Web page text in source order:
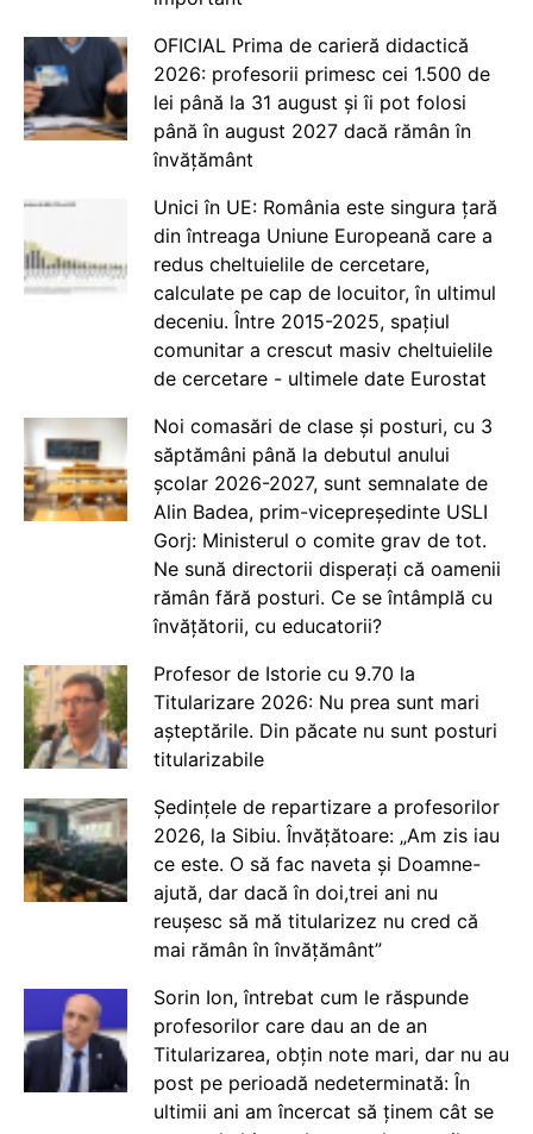
OFICIAL Prima de carieră didactică
2026: profesorii primesc cei 1.500 de
lei până la 31 august și îi pot folosi
până în august 2027 dacă rămân în
învățământ
Unici în UE: România este singura țară
din întreaga Uniune Europeană care a
redus cheltuielile de cercetare,
calculate pe cap de locuitor, în ultimul
deceniu. Între 2015-2025, spațiul
comunitar a crescut masiv cheltuielile
de cercetare - ultimele date Eurostat
Noi comasări de clase și posturi, cu 3
săptămâni până la debutul anului
școlar 2026-2027, sunt semnalate de
Alin Badea, prim-vicepreședinte USLI
Gorj: Ministerul o comite grav de tot.
Ne sună directorii disperați că oamenii
rămân fără posturi. Ce se întâmplă cu
învățătorii, cu educatorii?
Profesor de Istorie cu 9.70 la
Titularizare 2026: Nu prea sunt mari
așteptările. Din păcate nu sunt posturi
titularizabile
Ședințele de repartizare a profesorilor
2026, la Sibiu. Învățătoare: „Am zis iau
ce este. O să fac naveta și Doamne-
ajută, dar dacă în doi,trei ani nu
reușesc să mă titularizez nu cred că
mai rămân în învățământ”
Sorin Ion, întrebat cum le răspunde
profesorilor care dau an de an
Titularizarea, obțin note mari, dar nu au
post pe perioadă nedeterminată: În
ultimii ani am încercat să ținem cât se